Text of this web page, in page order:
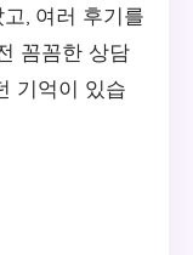
, 여러 후기를
꼼꼼한 상담
기억이 있습